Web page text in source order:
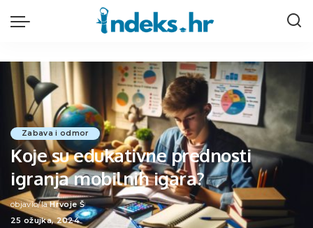
Zabava i odmor
Koje su edukativne prednosti
igranja mobilnih igara?
Posted
by
objavio/la Hrvoje Š
25 ožujka, 2024